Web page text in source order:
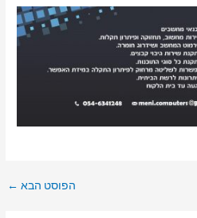
הפוסט הבא ←